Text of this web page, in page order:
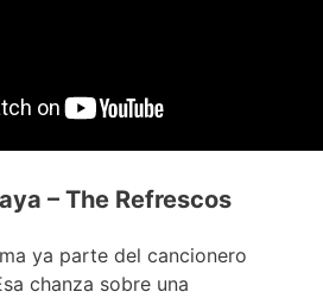
– The Refrescos
ya parte del cancionero
chanza sobre una